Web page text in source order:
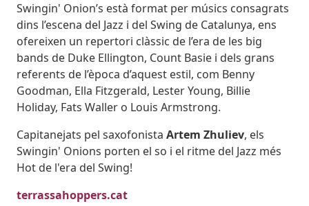
Swingin' Onion’s està format per músics consagrats
dins l’escena del Jazz i del Swing de Catalunya, ens
ofereixen un repertori clàssic de l’era de les big
bands de Duke Ellington, Count Basie i dels grans
referents de l’època d’aquest estil, com Benny
Goodman, Ella Fitzgerald, Lester Young, Billie
Holiday, Fats Waller o Louis Armstrong.
Capitanejats pel saxofonista Artem Zhuliev, els
Swingin' Onions porten el so i el ritme del Jazz més
Hot de l'era del Swing!
terrassahoppers.cat